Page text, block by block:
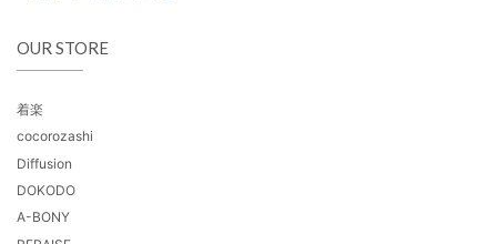
OUR STORE
着楽
cocorozashi
Diffusion
DOKODO
A-BONY